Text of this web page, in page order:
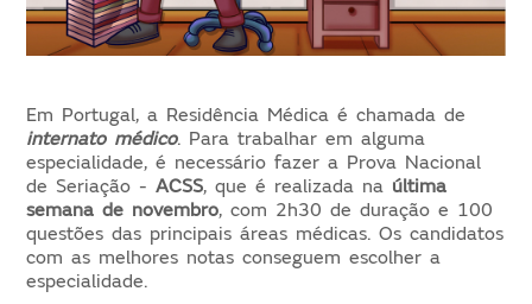
Em Portugal, a Residência Médica é chamada de
internato médico. Para trabalhar em alguma
especialidade, é necessário fazer a Prova Nacional
de Seriação -ACSS, que é realizada na última
semana de novembro, com 2h30 de duração e 100
questões das principais áreas médicas. Os candidatos
com as melhores notas conseguem escolher a
especialidade.